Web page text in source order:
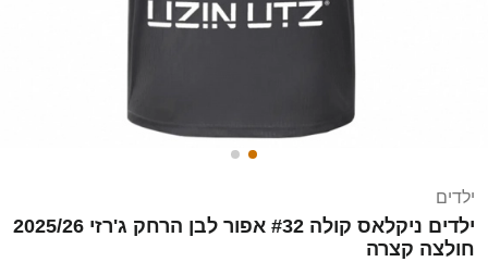
ילדים
ילדים ניקלאס קולה #32 אפור לבן הרחק ג'רזי 2025/26
חולצה קצרה